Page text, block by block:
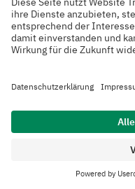
Website der Uni
Bayreuth
Menschen
Datenschutzerklärung